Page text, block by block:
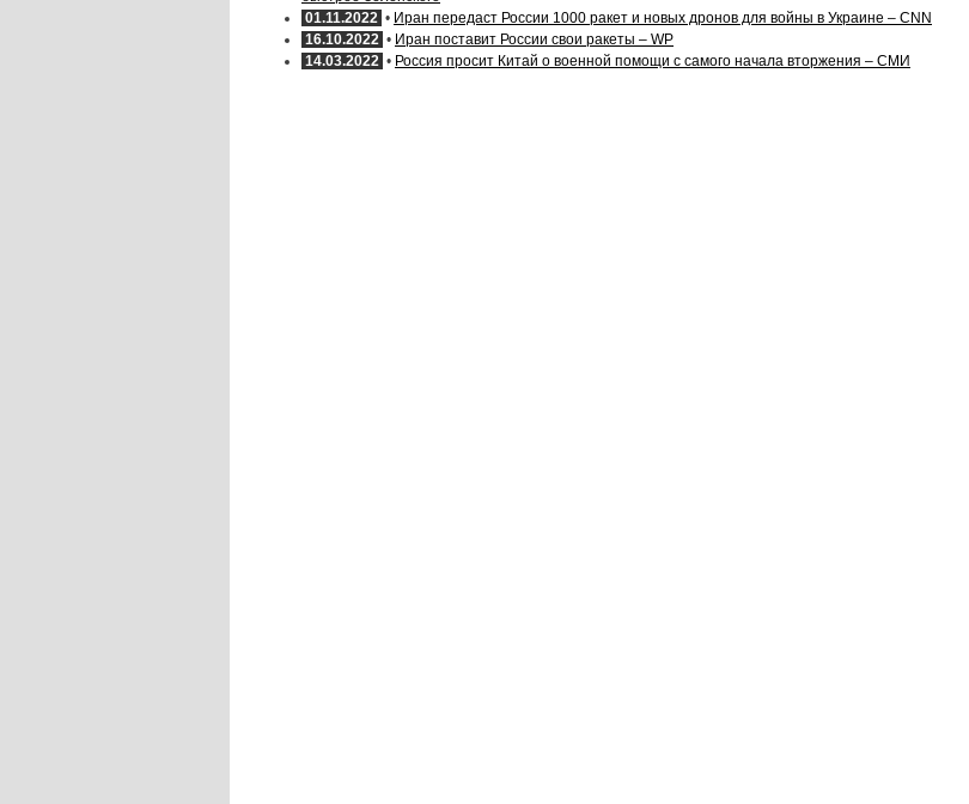
01.11.2022 • Иран передаст России 1000 ракет и новых дронов для войны в Украине – CNN
16.10.2022 • Иран поставит России свои ракеты – WP
14.03.2022 • Россия просит Китай о военной помощи с самого начала вторжения – СМИ